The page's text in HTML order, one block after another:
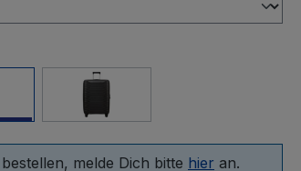
Ivy schwarz
melde Dich bitte hier an.